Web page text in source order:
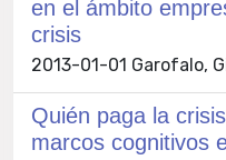
en el ámbito
crisis
2013-01-01 Garofalo,
Quién paga la
marcos cognitivos